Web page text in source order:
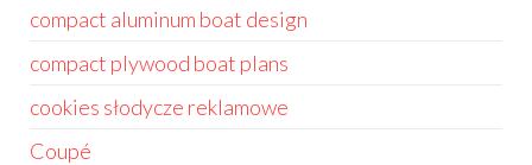
compact aluminum boat design
compact plywood boat plans
cookies słodycze reklamowe
Coupé